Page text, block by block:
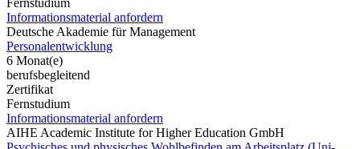
Fernstudium
Informationsmaterial anfordern
Deutsche Akademie für Management
Personalentwicklung
6 Monat(e)
berufsbegleitend
Zertifikat
Fernstudium
Informationsmaterial anfordern
AIHE Academic Institute for Higher Education GmbH